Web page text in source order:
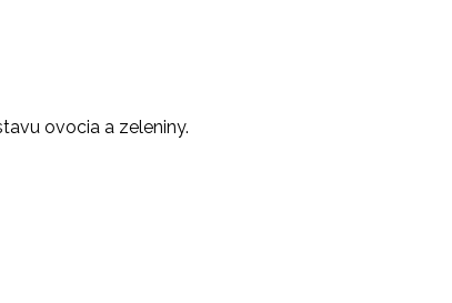
ovocia a zeleniny.